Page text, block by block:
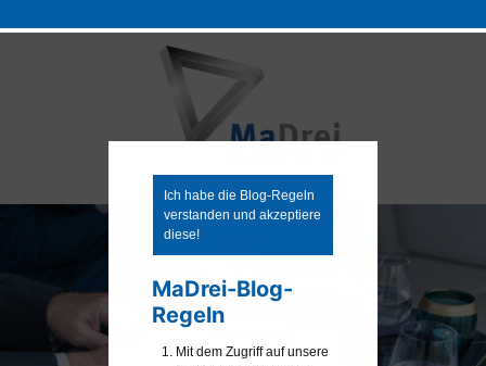
Ich habe die Blog-Regeln
verstanden und akzeptiere
diese!
MaDrei-Blog-
Regeln
Mit dem Zugriff auf unsere